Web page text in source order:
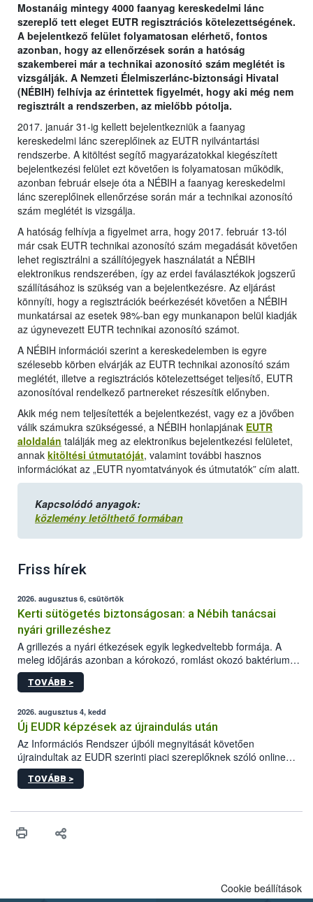
Mostanáig mintegy 4000 faanyag kereskedelmi lánc
szereplő tett eleget EUTR regisztrációs kötelezettségének.
A bejelentkező felület folyamatosan elérhető, fontos
azonban, hogy az ellenőrzések során a hatóság
szakemberei már a technikai azonosító szám meglétét is
vizsgálják. A Nemzeti Élelmiszerlánc-biztonsági Hivatal
(NÉBIH) felhívja az érintettek figyelmét, hogy aki még nem
regisztrált a rendszerben, az mielőbb pótolja.
2017. január 31-ig kellett bejelentkezniük a faanyag
kereskedelmi lánc szereplőinek az EUTR nyilvántartási
rendszerbe. A kitöltést segítő magyarázatokkal kiegészített
bejelentkezési felület ezt követően is folyamatosan működik,
azonban február elseje óta a NÉBIH a faanyag kereskedelmi
lánc szereplőinek ellenőrzése során már a technikai azonosító
szám meglétét is vizsgálja.
A hatóság felhívja a figyelmet arra, hogy 2017. február 13-tól
már csak EUTR technikai azonosító szám megadását követően
lehet regisztrálni a szállítójegyek használatát a NÉBIH
elektronikus rendszerében, így az erdei faválasztékok jogszerű
szállításához is szükség van a bejelentkezésre. Az eljárást
könnyíti, hogy a regisztrációk beérkezését követően a NÉBIH
munkatársai az esetek 98%-ban egy munkanapon belül kiadják
az úgynevezett EUTR technikai azonosító számot.
A NÉBIH információi szerint a kereskedelemben is egyre
szélesebb körben elvárják az EUTR technikai azonosító szám
meglétét, illetve a regisztrációs kötelezettséget teljesítő, EUTR
azonosítóval rendelkező partnereket részesítik előnyben.
Akik még nem teljesítették a bejelentkezést, vagy ez a jövőben
válik számukra szükségessé, a NÉBIH honlapjának EUTR
aloldalán találják meg az elektronikus bejelentkezési felületet,
annak kitöltési útmutatóját, valamint további hasznos
információkat az „EUTR nyomtatványok és útmutatók” cím alatt.
Kapcsolódó anyagok:
közlemény letölthető formában
Friss hírek
2026. augusztus 6, csütörtök
Kerti sütögetés biztonságosan: a Nébih tanácsai
nyári grillezéshez
A grillezés a nyári étkezések egyik legkedveltebb formája. A
meleg időjárás azonban a kórokozó, romlást okozó baktériumok
gyorsabb szaporodásának is kedvez. A szabadtéri sütögetés
ezért nem csupán a megfelelő sütési technikáról szól: legalább
higiéniai szabályok betartása, a megfelelő hőkezelés, valamint a
maradékok szakszerű tárolása. A Nemzeti Élelmiszerlánc-
biztonsági Hivatal (Nébih) Oktatási Programja összegyűjtötte a
biztonságos grillezés legfontosabb tudnivalóit.
TOVÁBB >
2026. augusztus 4, kedd
Új EUDR képzések az újraindulás után
Az Információs Rendszer újbóli megnyitását követően
újraindultak az EUDR szerinti piaci szereplőknek szóló online
képzések.
TOVÁBB >
Cookie beállítások